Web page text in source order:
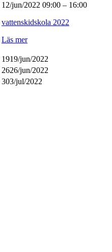
12/jun/2022 09:00 – 16:00
vattenskidskola 2022
Läs mer
1919/jun/2022
2626/jun/2022
303/jul/2022